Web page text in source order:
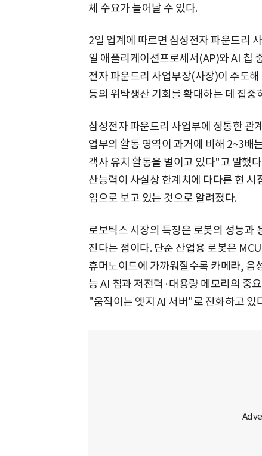
체 수요가 늘어날 수 있다.
2일 업계에 따르면 삼성전자 파운드리
일 애플리케이션프로세서(AP)와 AI 칩
전자 파운드리 사업부장(사장)이 주도
등의 위탁생산 기회를 확대하는 데 집중
삼성전자 파운드리 사업부에 정통한 관
업부의 활동 영역이 과거에 비해 2~3배
객사 유치 활동을 벌이고 있다"고 말했
산능력이 사실상 한계치에 다다른 현
임으로 보고 있는 것으로 알려졌다.
로보틱스 시장의 특징은 로봇의 성능과
진다는 점이다. 단순 산업용 로봇은
휴머노이드에 가까워질수록 카메라, 음
능 AI 칩과 저전력·대용량 메모리의 중
"움직이는 엣지 AI 서버"로 진화하고 있